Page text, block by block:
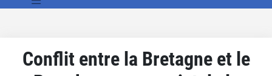
Conflit entre la Bretagne et le